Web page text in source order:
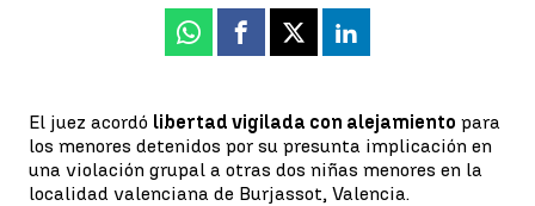
Whatsapp
Facebook
X Linkedin
El juez acordó libertad vigilada con alejamiento para
los menores detenidos por su presunta implicación en
una violación grupal a otras dos niñas menores en la
localidad valenciana de Burjassot, Valencia.